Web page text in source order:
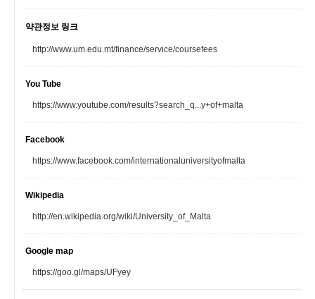
약관정보 링크
http://www.um.edu.mt/finance/service/coursefees
You Tube
https://www.youtube.com/results?search_q...y+of+malta
Facebook
https://www.facebook.com/internationaluniversityofmalta
Wikipedia
http://en.wikipedia.org/wiki/University_of_Malta
Google map
https://goo.gl/maps/UFyey